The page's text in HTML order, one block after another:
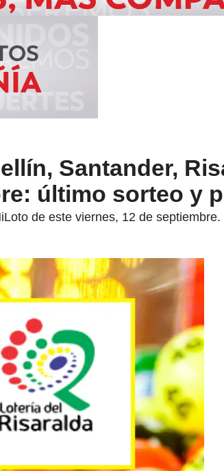
Santander,
último sorteo y
de este viernes, 12 de